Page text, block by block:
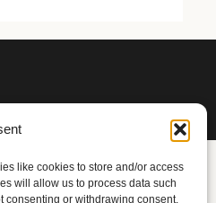
like cookies to store and/or access
will allow us to process data such
consenting or withdrawing consent,